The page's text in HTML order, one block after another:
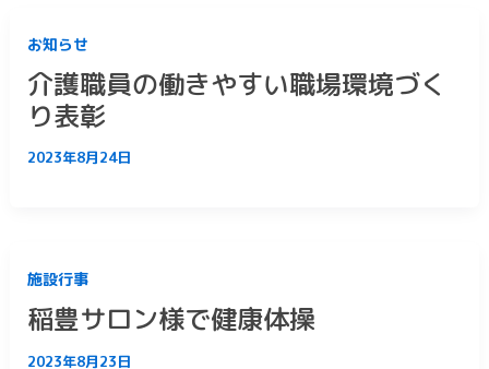
お知らせ
介護職員の働きやすい職場環境づく
り表彰
2023年8月24日
施設行事
稲豊サロン様で健康体操
2023年8月23日